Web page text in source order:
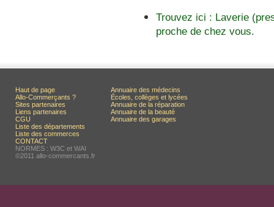
Trouvez ici : Laverie
proche de chez vous.
Haut de page
Allo-Commerçants ?
Sites partenaires
Liens partenaires
CGU
Liste des départements
Liste des commerces
CONTACT
NORMES : W3C et WAI
©2011 allo-commercants.fr
Annuaire des médecins
Écoles, collèges et lycées
Annuaire de la réparation
Annuaire de la beauté
Annuaire des garages